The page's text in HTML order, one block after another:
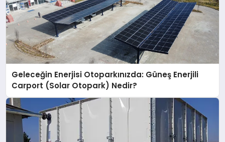
Geleceğin Enerjisi Otoparkınızda: Güneş Enerjili
Carport (Solar Otopark) Nedir?